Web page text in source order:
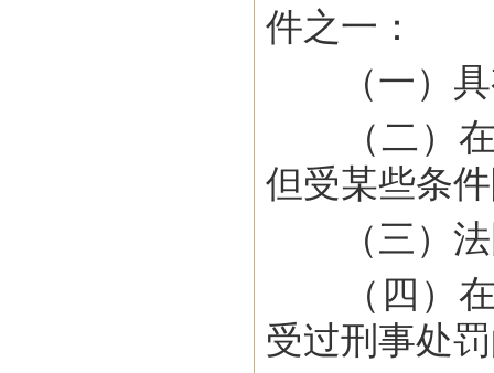
件之一：
（一）具
（二）在
但受某些条
（三）法
（四）在
受过刑事处